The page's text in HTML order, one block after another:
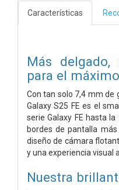
Características
Más
para el
Con tan solo 7,4 mm de
Galaxy S25 FE es el
serie Galaxy FE hasta
bordes de pantalla
diseño de cámara
y una experiencia visual
Nuestra